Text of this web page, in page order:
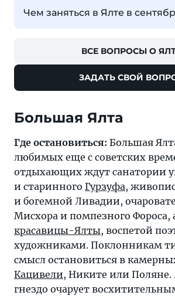
Чем заняться в Ялте в
ВСЕ ВОПРОСЫ О
ЗАДАТЬ СВОЙ
Большая Ялта
Где остановиться: Большая
любимых еще с советских
отдыхающих ждут санатории
и старинного Гурзуфа,
и богемной Ливадии,
Мисхора и помпезного Фороса,
красавицы-Ялты, воспетой
художниками. Поклонникам
смысл остановиться в
Кацивели, Никите или Поляне.
гнездо очарует